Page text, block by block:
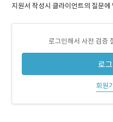
지원서 작성시 클라이언트의 질문에
로그인해서 사전 검증
로
회원